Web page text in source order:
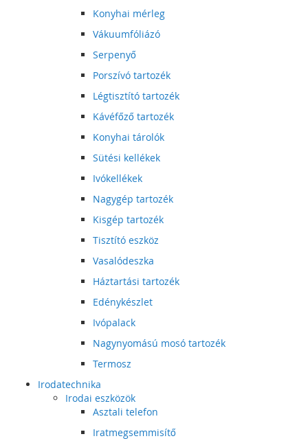
Konyhai mérleg
Vákuumfóliázó
Serpenyő
Porszívó tartozék
Légtisztító tartozék
Kávéfőző tartozék
Konyhai tárolók
Sütési kellékek
Ivókellékek
Nagygép tartozék
Kisgép tartozék
Tisztító eszköz
Vasalódeszka
Háztartási tartozék
Edénykészlet
Ivópalack
Nagynyomású mosó tartozék
Termosz
Irodatechnika
Irodai eszközök
Asztali telefon
Iratmegsemmisítő